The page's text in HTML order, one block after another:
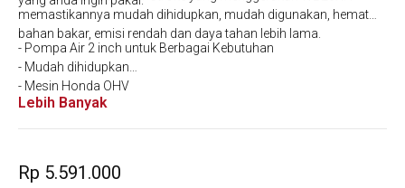
memastikannya mudah dihidupkan, mudah digunakan, hemat
bahan bakar, emisi rendah dan daya tahan lebih lama.
- Pompa Air 2 inch untuk Berbagai Kebutuhan
- Mudah dihidupkan
- Mesin Honda OHV
- Irit Bahan Bakar
Lebih Banyak
Rp 5.591.000